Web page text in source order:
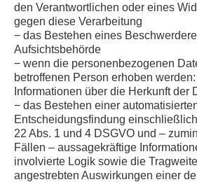
den Verantwortlichen oder eines
gegen diese Verarbeitung
− das Bestehen eines
Aufsichtsbehörde
− wenn die personenbezogenen
betroffenen Person erhoben
Informationen über die Herkunft der
− das Bestehen einer
Entscheidungsfindung
22 Abs. 1 und 4 DSGVO und –
Fällen – aussagekräftige
involvierte Logik sowie die
angestrebten Auswirkungen einer